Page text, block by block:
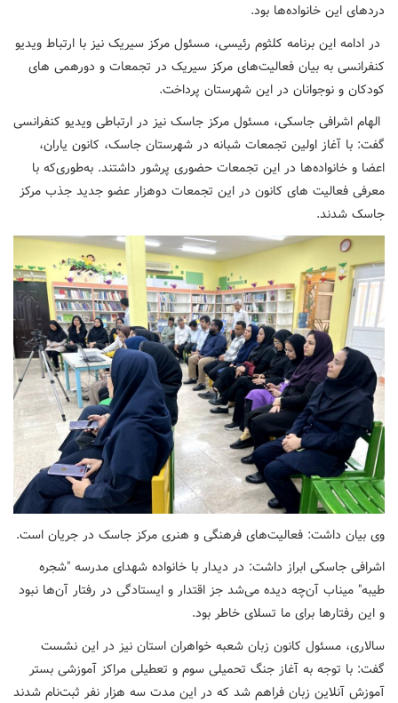
دردهای این خانواده‌ها بود.
در ادامه این برنامه کلثوم رئیسی، مسئول مرکز سیریک نیز با ارتباط ویدیو
کنفرانسی به بیان فعالیت‌های مرکز سیریک در تجمعات و دورهمی های
کودکان و نوجوانان در این شهرستان پرداخت.
الهام اشرافی جاسکی، مسئول مرکز جاسک نیز در ارتباطی ویدیو کنفرانسی
گفت: با آغاز اولین تجمعات شبانه در شهرستان جاسک، کانون یاران،
اعضا و خانواده‌ها در این تجمعات حضوری پرشور داشتند. به‌طوری‌که با
معرفی فعالیت های کانون در این تجمعات دوهزار عضو جدید جذب مرکز
جاسک شدند.
وی بیان داشت: فعالیت‌های فرهنگی و هنری مرکز جاسک در جریان است.
اشرافی جاسکی ابراز داشت: در دیدار با خانواده شهدای مدرسه "شجره
طیبه" میناب آن‌چه دیده می‌شد جز اقتدار و ایستادگی در رفتار آن‌ها نبود
و این رفتارها برای ما تسلای خاطر بود.
سالاری، مسئول کانون زبان شعبه خواهران استان نیز در این نشست
گفت: با توجه به آغاز جنگ تحمیلی سوم و تعطیلی مراکز آموزشی بستر
آموزش آنلاین زبان فراهم شد که در این مدت سه هزار نفر ثبت‌نام شدند